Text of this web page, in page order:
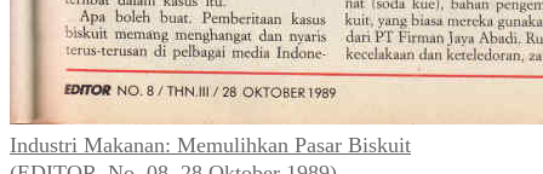
Industri Makanan: Memulihkan Pasar Biskuit